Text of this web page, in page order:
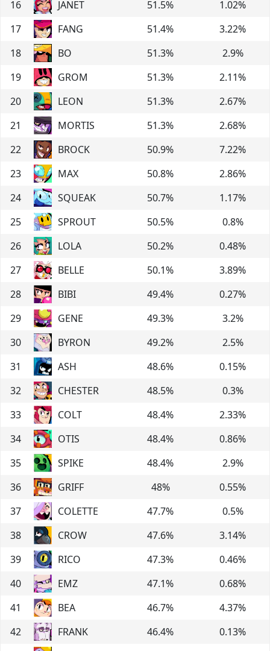
16 JANET 51.5% 1.02%
17
FANG 51.4% 3.22%
18
BO 51.3% 2.9%
19
GROM 51.3% 2.11%
20
LEON 51.3% 2.67%
21
MORTIS 51.3% 2.68%
22
BROCK 50.9% 7.22%
23
MAX 50.8% 2.86%
24
SQUEAK 50.7% 1.17%
25
SPROUT 50.5% 0.8%
26
LOLA 50.2% 0.48%
27
BELLE 50.1% 3.89%
28
BIBI 49.4% 0.27%
29
GENE 49.3% 3.2%
30
BYRON 49.2% 2.5%
31
ASH 48.6% 0.15%
32
CHESTER 48.5% 0.3%
33
COLT 48.4% 2.33%
34
OTIS 48.4% 0.86%
35
SPIKE 48.4% 2.9%
36
GRIFF 48% 0.55%
37
COLETTE 47.7% 0.5%
38
CROW 47.6% 3.14%
39
RICO 47.3% 0.46%
40
EMZ 47.1% 0.68%
41
BEA 46.7% 4.37%
42
FRANK 46.4% 0.13%